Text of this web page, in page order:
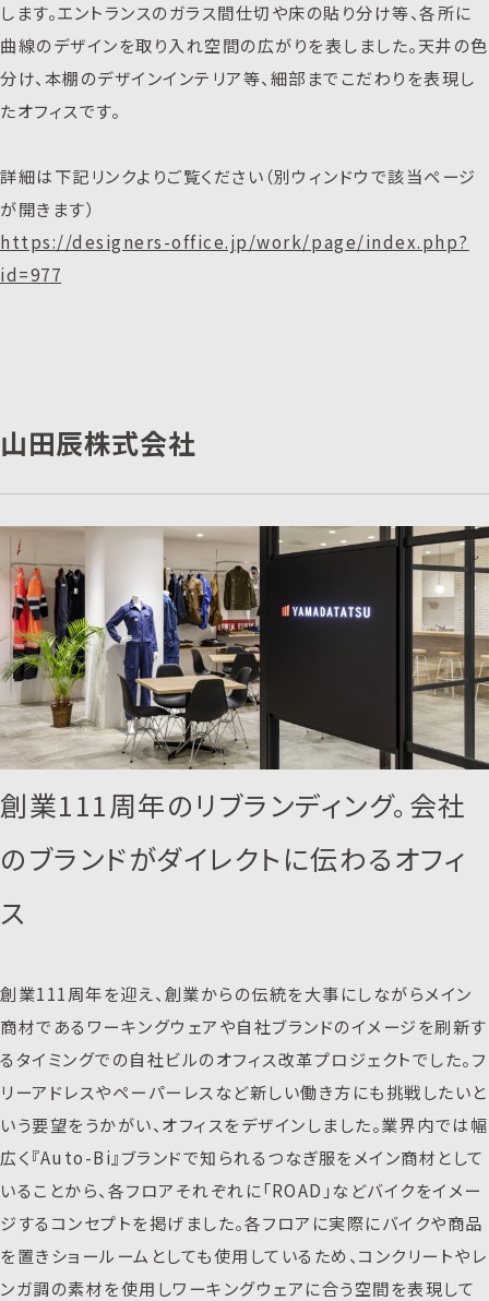
します。エントランスのガラス間仕切や床の貼り分け等、各所に
曲線のデザインを取り入れ空間の広がりを表しました。天井の色
分け、本棚のデザインインテリア等、細部までこだわりを表現し
たオフィスです。
詳細は下記リンクよりご覧ください（別ウィンドウで該当ページ
が開きます）
https://designers-office.jp/work/page/index.php?
id=977
山田辰株式会社
創業111周年のリブランディング。会社
のブランドがダイレクトに伝わるオフィ
ス
創業111周年を迎え、創業からの伝統を大事にしながらメイン
商材であるワーキングウェアや自社ブランドのイメージを刷新す
るタイミングでの自社ビルのオフィス改革プロジェクトでした。フ
リーアドレスやペーパーレスなど新しい働き方にも挑戦したいと
いう要望をうかがい、オフィスをデザインしました。業界内では幅
広く『Auto-Bi』ブランドで知られるつなぎ服をメイン商材として
いることから、各フロアそれぞれに「ROAD」などバイクをイメー
ジするコンセプトを掲げました。各フロアに実際にバイクや商品
を置きショールームとしても使用しているため、コンクリートやレ
ンガ調の素材を使用しワーキングウェアに合う空間を表現して